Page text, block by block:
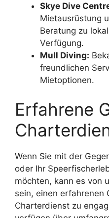
Skye Dive
Mietausrüstung
Beratung zu
Verfügung.
Mull Diving:
freundlichen
Mietoptionen.
Erfahrene
Wenn Sie mit der
oder Ihr
möchten, kann es von
sein, einen erfahrenen
Charterdienst zu